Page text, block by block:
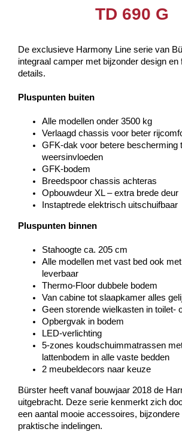
TD 690 G
De exclusieve Harmony Line serie van
integraal camper met bijzonder design en
details.
Pluspunten buiten
Alle modellen onder 3500 kg
Verlaagd chassis voor beter
GFK-dak voor betere bescherming
weersinvloeden
GFK-bodem
Breedspoor chassis achteras
Opbouwdeur XL – extra brede deur
Instaptrede elektrisch uitschuifbaar
Pluspunten binnen
Stahoogte ca. 205 cm
Alle modellen met vast bed ook
leverbaar
Thermo-Floor dubbele bodem
Van cabine tot slaapkamer alles
Geen storende wielkasten in toilet-
Opbergvak in bodem
LED-verlichting
5-zones koudschuimmatrassen
lattenbodem in alle vaste bedden
2 meubeldecors naar keuze
Bürster heeft vanaf bouwjaar 2018 de
uitgebracht. Deze serie kenmerkt zich
een aantal mooie accessoires, bijzondere
praktische indelingen.